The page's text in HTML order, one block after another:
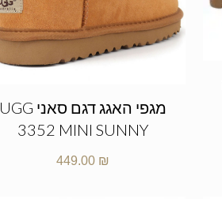
מגפי האגג דגם סאני UGG
3352 MINI SUNNY
449.00 ₪